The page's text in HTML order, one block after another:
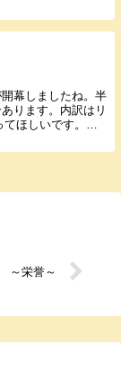
幕しましたね。半
ります。内訳はリ
てほしいです。
～栄誉～